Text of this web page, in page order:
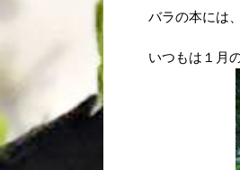
バラの本には
いつもは１月